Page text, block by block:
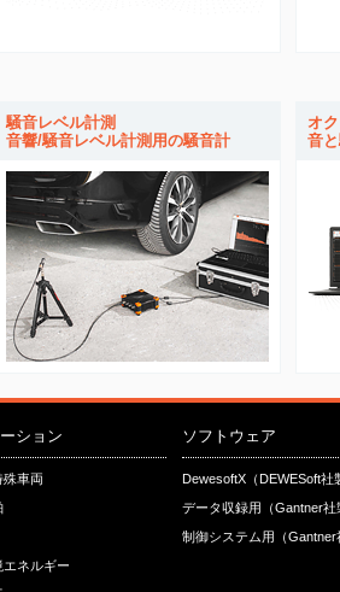
騒音レベル計測
音響/騒音レベル計測用の騒音計
オ
音
ション
殊車両
エネルギー
ソフトウェア
DewesoftX（DEWESoft社
データ収録用（Gantner社
制御システム用（Gantner